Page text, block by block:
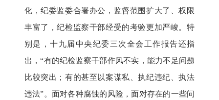
化，纪委监委合署办公，监督范围扩大了、权限
丰富了，纪检监察干部经受的考验更加严峻。特
别是，十九届中央纪委三次全会工作报告还指
出，“有的纪检监察干部作风不实，能力不足问题
比较突出；有的甚至以案谋私、执纪违纪、执法
违法”。面对各种腐蚀的风险，面对存在的一些问